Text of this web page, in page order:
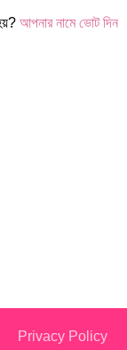
আপনার নামে ভোট দিন
Privacy Policy